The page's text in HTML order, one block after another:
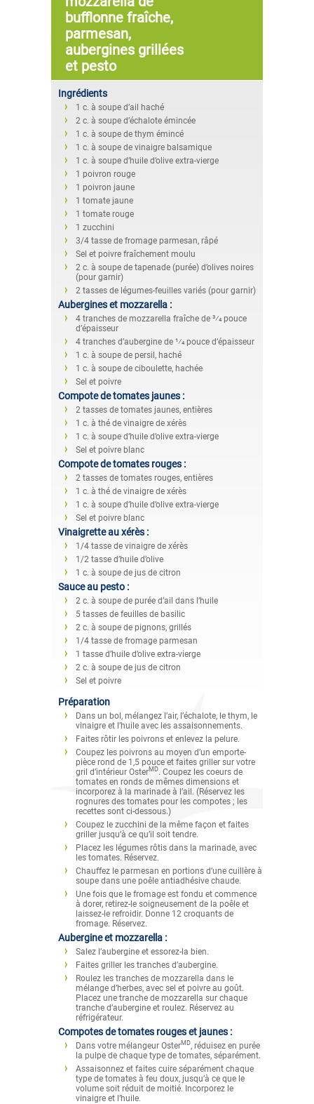
bufflonne fraîche,
parmesan,
aubergines grillées
et pesto
Ingrédients
1 c. à soupe d’ail haché
2 c. à soupe d’échalote émincée
1 c. à soupe de thym émincé
1 c. à soupe de vinaigre balsamique
1 c. à soupe d’huile d’olive extra-vierge
1 poivron rouge
1 poivron jaune
1 tomate jaune
1 tomate rouge
1 zucchini
3/4 tasse de fromage parmesan, râpé
Sel et poivre fraîchement moulu
2 c. à soupe de tapenade (purée) d’olives noires
(pour garnir)
2 tasses de légumes-feuilles variés (pour garnir)
Aubergines et mozzarella :
4 tranches de mozzarella fraîche de 3⁄4 pouce
d’épaisseur
4 tranches d’aubergine de 1⁄4 pouce d’épaisseur
1 c. à soupe de persil, haché
1 c. à soupe de ciboulette, hachée
Sel et poivre
Compote de tomates jaunes :
2 tasses de tomates jaunes, entières
1 c. à thé de vinaigre de xérès
1 c. à soupe d’huile d’olive extra-vierge
Sel et poivre blanc
Compote de tomates rouges :
2 tasses de tomates rouges, entières
1 c. à thé de vinaigre de xérès
1 c. à soupe d’huile d’olive extra-vierge
Sel et poivre blanc
Vinaigrette au xérès :
1/4 tasse de vinaigre de xérès
1/2 tasse d’huile d’olive
1 c. à soupe de jus de citron
Sauce au pesto :
2 c. à soupe de purée d’ail dans l’huile
5 tasses de feuilles de basilic
2 c. à soupe de pignons, grillés
1/4 tasse de fromage parmesan
1 tasse d’huile d’olive extra-vierge
2 c. à soupe de jus de citron
Sel et poivre
Préparation
Dans un bol, mélangez l’air, l’échalote, le thym, le
vinaigre et l’huile avec les assaisonnements.
Faites rôtir les poivrons et enlevez la pelure.
Coupez les poivrons au moyen d’un emporte-
pièce rond de 1,5 pouce et faites griller sur votre
gril d’intérieur OsterMD. Coupez les coeurs de
tomates en ronds de mêmes dimensions et
incorporez à la marinade à l’ail. (Réservez les
rognures des tomates pour les compotes ; les
recettes sont ci-dessous.)
Coupez le zucchini de la même façon et faites
griller jusqu’à ce qu’il soit tendre.
Placez les légumes rôtis dans la marinade, avec
les tomates. Réservez.
Chauffez le parmesan en portions d’une cuillère à
soupe dans une poêle antiadhésive chaude.
Une fois que le fromage est fondu et commence
à dorer, retirez-le soigneusement de la poêle et
laissez-le refroidir. Donne 12 croquants de
fromage. Réservez.
Aubergine et mozzarella :
Salez l’aubergine et essorez-la bien.
Faites griller les tranches d’aubergine.
Roulez les tranches de mozzarella dans le
mélange d’herbes, avec sel et poivre au goût.
Placez une tranche de mozzarella sur chaque
tranche d’aubergine et roulez. Réservez au
réfrigérateur.
Compotes de tomates rouges et jaunes :
Dans votre mélangeur OsterMD, réduisez en purée
la pulpe de chaque type de tomates, séparément.
Assaisonnez et faites cuire séparément chaque
type de tomates à feu doux, jusqu’à ce que le
volume soit réduit de moitié. Incorporez le
vinaigre et l’huile.